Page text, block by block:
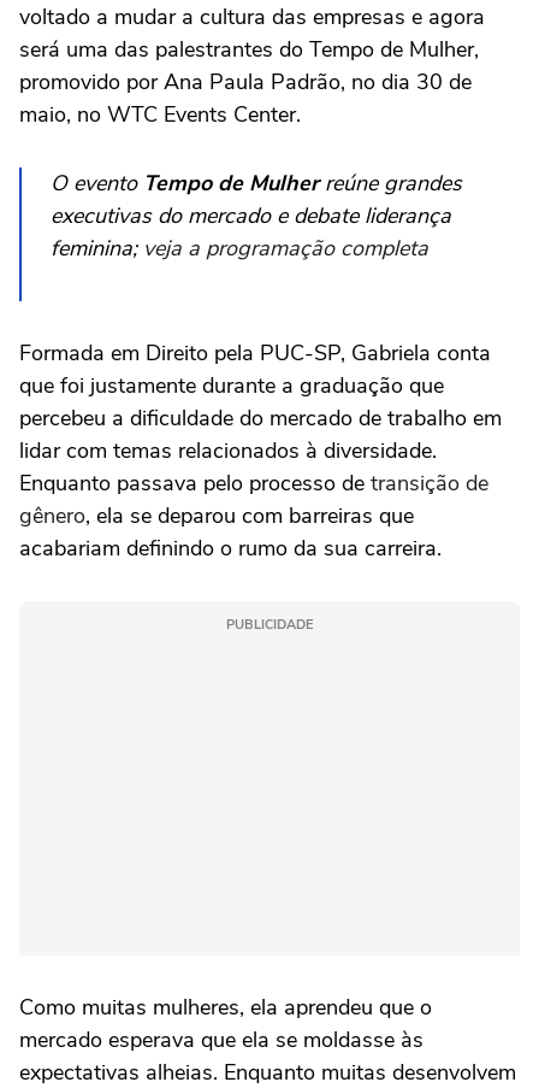
voltado a mudar a cultura das empresas e agora
será uma das palestrantes do Tempo de Mulher,
promovido por Ana Paula Padrão, no dia 30 de
maio, no WTC Events Center.
O evento Tempo de Mulherreúne grandes
executivas do mercado e debate liderança
feminina; veja a programação completa
Formada em Direito pela PUC-SP, Gabriela conta
que foi justamente durante a graduação que
percebeu a dificuldade do mercado de trabalho em
lidar com temas relacionados à diversidade.
Enquanto passava pelo processo de transição de
gênero, ela se deparou com barreiras que
acabariam definindo o rumo da sua carreira.
PUBLICIDADE
Como muitas mulheres, ela aprendeu que o
mercado esperava que ela se moldasse às
expectativas alheias. Enquanto muitas desenvolvem